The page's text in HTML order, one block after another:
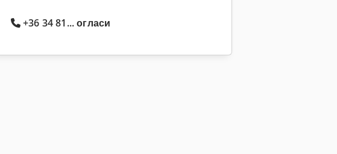
+36 34 81... огласи